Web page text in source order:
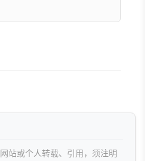
站或个人转载、引用，须注明